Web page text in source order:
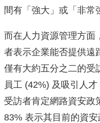
間有「強大」或「 非常
而在人力資源管理方面
者表示企業能否提供遠
僅有大約五分之二的受
員工 (42%) 及吸引人才
受訪者肯定網路資安政
83% 表示其目前的資